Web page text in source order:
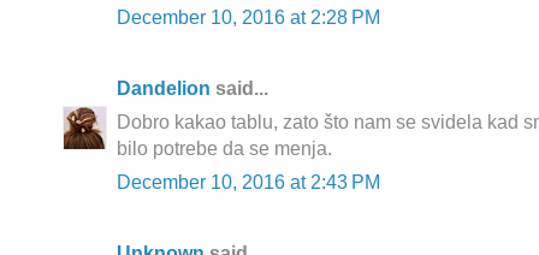
December 10, 2016 at 2:28 PM
Dandelion said...
Dobro kakao tablu, zato što nam se svidela kad
bilo potrebe da se menja.
December 10, 2016 at 2:43 PM